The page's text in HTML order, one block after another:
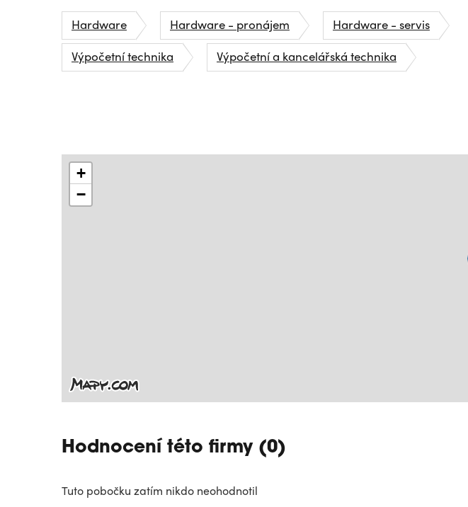
Hardware Hardware - pronájem
Hardware - servis
Výpočetní technika
Výpočetní a kancelářská technika
+
−
Hodnocení této firmy (0)
Tuto pobočku zatím nikdo neohodnotil